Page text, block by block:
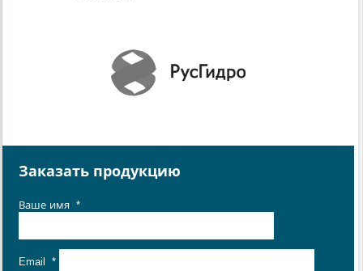
Заказать продукцию
Ваше имя *
Email *